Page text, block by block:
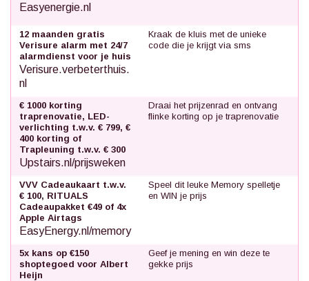
Easyenergie.nl
12 maanden gratis
Verisure alarm met 24/7
alarmdienst voor je huis
Verisure.verbeterthuis.
nl
Kraak de kluis met de unieke
code die je krijgt via sms
€ 1000 korting
traprenovatie, LED-
verlichting t.w.v. € 799, €
400 korting of
Trapleuning t.w.v. € 300
Upstairs.nl/prijsweken
Draai het prijzenrad en ontvang
flinke korting op je traprenovatie
VVV Cadeaukaart t.w.v.
€ 100, RITUALS
Cadeaupakket €49 of 4x
Apple Airtags
EasyEnergy.nl/memory
Speel dit leuke Memory spelletje
en WIN je prijs
5x kans op €150
shoptegoed voor Albert
Heijn
Geef je mening en win deze te
gekke prijs